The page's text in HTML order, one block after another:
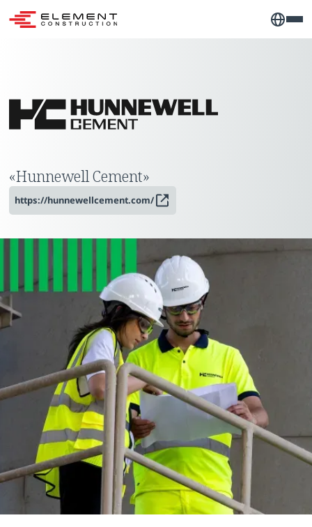
«Hunnewell Cement»
https://hunnewellcement.com/